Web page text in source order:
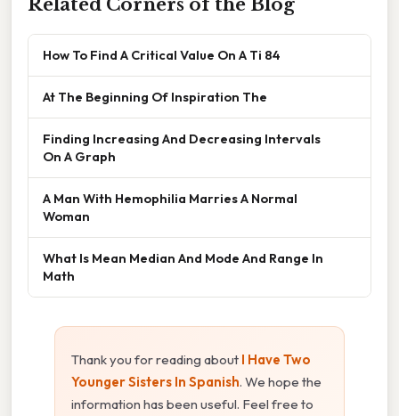
How To Find A Critical Value On A Ti 84
At The Beginning Of Inspiration The
Finding Increasing And Decreasing Intervals
On A Graph
A Man With Hemophilia Marries A Normal
Woman
What Is Mean Median And Mode And Range In
Math
Thank you for reading about I Have Two
Younger Sisters In Spanish. We hope the
information has been useful. Feel free to